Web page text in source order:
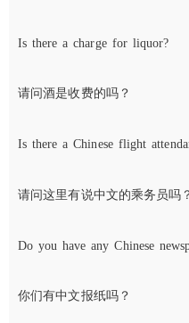
Is there a charge for liquor?
请问酒是收费的吗？
Is there a Chinese flight
请问这里有说中文的乘务员吗
Do you have any Chinese
你们有中文报纸吗？